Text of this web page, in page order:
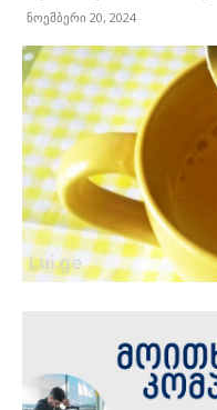
ნოემბერი 20, 2024